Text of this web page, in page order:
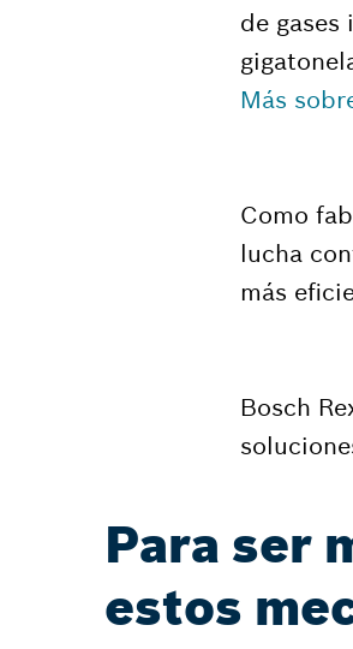
de
Más
Como
lucha
más
Bosch
Para ser
estos